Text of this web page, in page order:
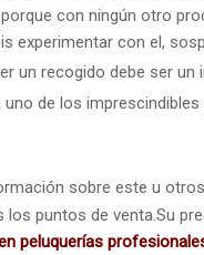
con ningún otro
experimentar con el,
un recogido debe ser
uno de los
sobre este u
puntos de venta.Su
peluquerías